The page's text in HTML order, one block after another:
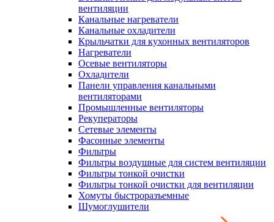
вентиляции
Канальные нагреватели
Канальные охладители
Крыльчатки для кухонных вентиляторов
Нагреватели
Осевые вентиляторы
Охладители
Панели управления канальными
вентиляторами
Промышленные вентиляторы
Рекуператоры
Сетевые элементы
Фасонные элементы
Фильтры
Фильтры воздушные для систем вентиляции
Фильтры тонкой очистки
Фильтры тонкой очистки для вентиляции
Хомуты быстроразъемные
Шумоглушители